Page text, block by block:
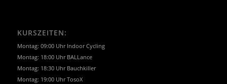
KURSZEITEN:
Montag: 09:00 Uhr Indoor Cycling
Montag: 18:00 Uhr BALLance
Montag: 18:30 Uhr Bauchkiller
Montag: 19:00 Uhr TosoX